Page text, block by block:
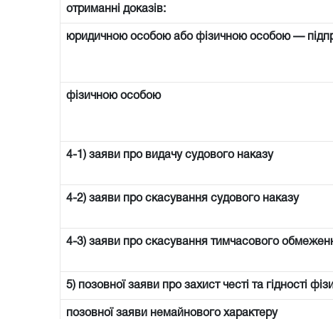
отриманні доказів:
юридичною особою або фізичною особою —
фізичною особою
4-1) заяви про видачу судового наказу
4-2) заяви про скасування судового наказу
4-3) заяви про скасування тимчасового
5) позовної заяви про захист честі та гідності
позовної заяви немайнового характеру